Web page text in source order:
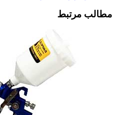
مطالب مرتبط